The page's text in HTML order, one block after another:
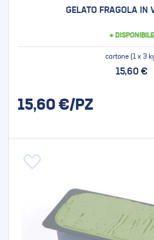
GELATO FRAGOLA IN
● DISPONIBILE
cartone (1 x 3
15,60 €
15,60 €/PZ